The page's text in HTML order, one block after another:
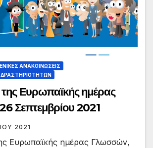
ΑΝΑΚΟΙΝΏΣΕΙΣ
Ευρωπαϊκής ημέρας
Σεπτεμβρίου 2021
2021
Ευρωπαϊκής ημέρας Γλωσσών,